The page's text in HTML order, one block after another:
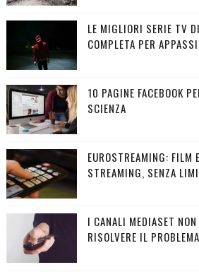
LE MIGLIORI SERIE TV
COMPLETA PER
10 PAGINE FACEBOOK
SCIENZA
EUROSTREAMING: FILM
STREAMING, SENZA
I CANALI MEDIASET
RISOLVERE IL PROBLEMA